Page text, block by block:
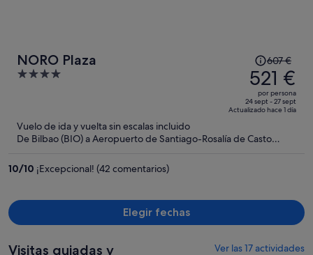
NORO Plaza
4
El
precio
era
de
607 €,
es
persona
607 €
521 €
por persona
24 sept - 27 sept
Actualizado hace 1 día
Vuelo de ida y vuelta sin escalas incluido
De Bilbao (BIO) a Aeropuerto de Santiago-Rosalía de Casto
10/10 ¡Excepcional! (42 comentarios)
Elegir fechas
Visitas guiadas y Ver las 17 actividades